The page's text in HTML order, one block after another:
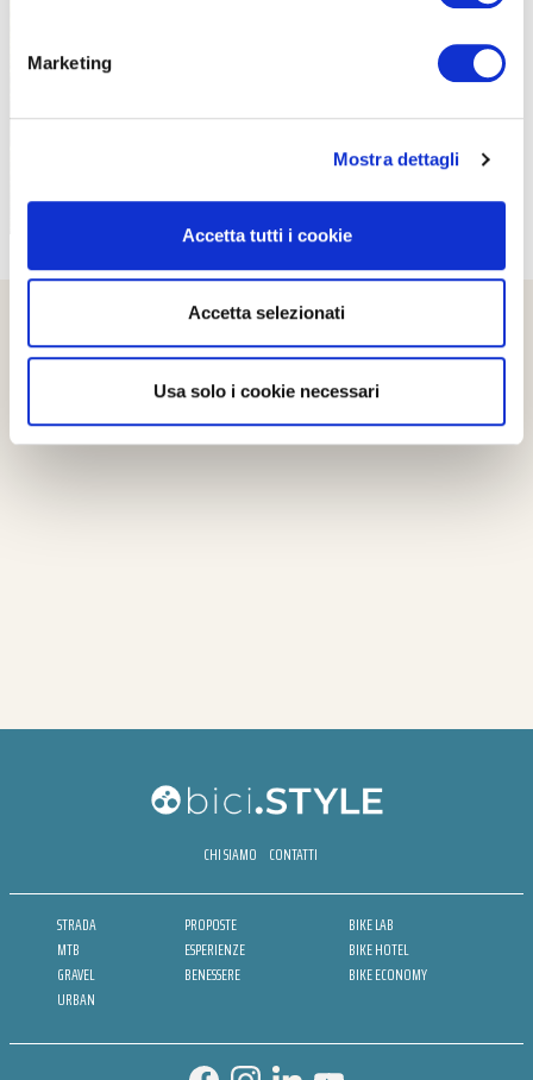
Marketing
Mostra dettagli
Accetta tutti i cookie
Accetta selezionati
Usa solo i cookie necessari
CHI SIAMO CONTATTI
STRADA
MTB
GRAVEL
URBAN
PROPOSTE
ESPERIENZE
BENESSERE
BIKE LAB
BIKE HOTEL
BIKE ECONOMY